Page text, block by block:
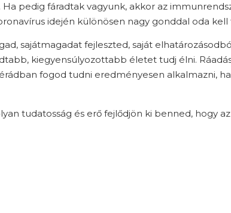
Ha pedig fáradtak vagyunk, akkor az
idején különösen nagy gonddal oda
sajátmagadat fejleszted, saját
kiegyensúlyozottabb életet tudj élni.
fogod tudni eredményesen alkalmazni,
tudatosság és erő fejlődjön ki benned, hogy